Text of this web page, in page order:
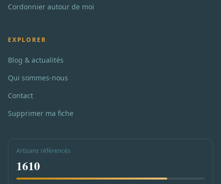
Cordonnier autour de moi
EXPLORER
Blog & actualités
Qui sommes-nous
Contact
Supprimer ma fiche
Artisans référencés
1610